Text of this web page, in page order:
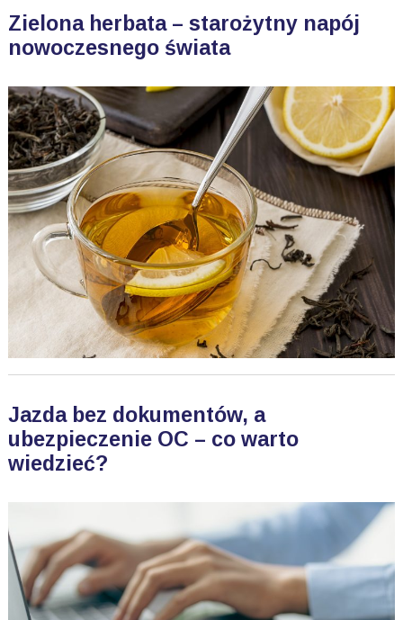
Zielona herbata – starożytny napój
nowoczesnego świata
Jazda bez dokumentów, a
ubezpieczenie OC – co warto
wiedzieć?